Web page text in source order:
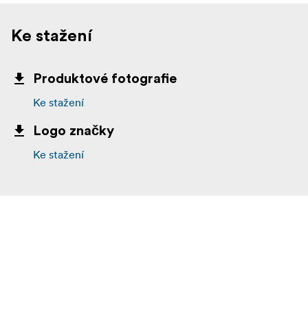
Ke stažení
Produktové fotografie
Ke stažení
Logo značky
Ke stažení